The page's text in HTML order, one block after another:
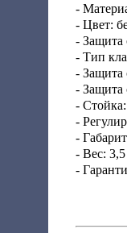
-
- Цвет:
- Защита
- Тип
- Защита
- Защита
-
-
-
- Вес: 3,5
-